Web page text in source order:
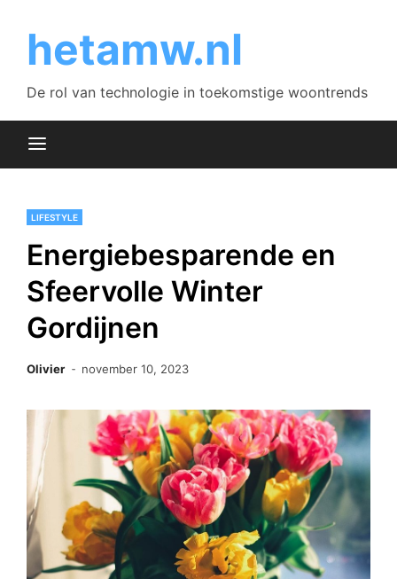
contenthetamw.nl
De rol van technologie in toekomstige woontrends
LIFESTYLE
Energiebesparende en
Sfeervolle Winter
Gordijnen
Olivier november 10, 2023